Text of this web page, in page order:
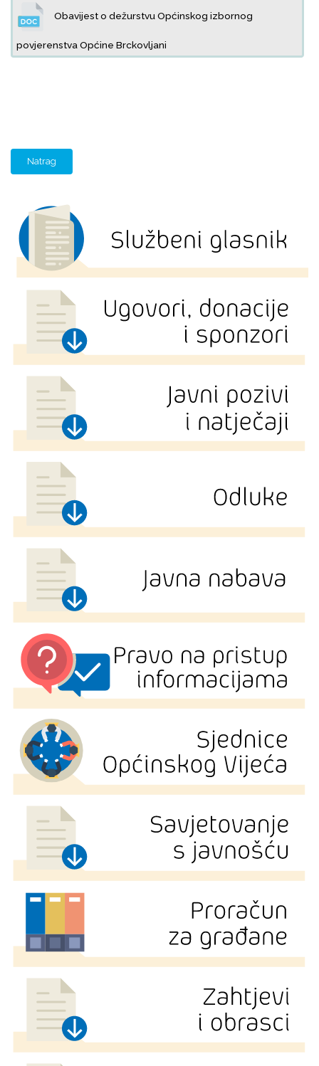
Obavijest o dežurstvu Općinskog izbornog
povjerenstva Općine Brckovljani
Natrag